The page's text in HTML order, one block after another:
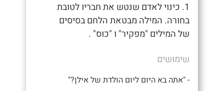
1. כינוי לאדם שנטש את חבריו לטובת
בחורה. המילה מבטאת הלחם בסיסים
של המילים "מפקיר" ו "כוס" .
שימושים
- "אתה בא היום ליום הולדת של אילן?"